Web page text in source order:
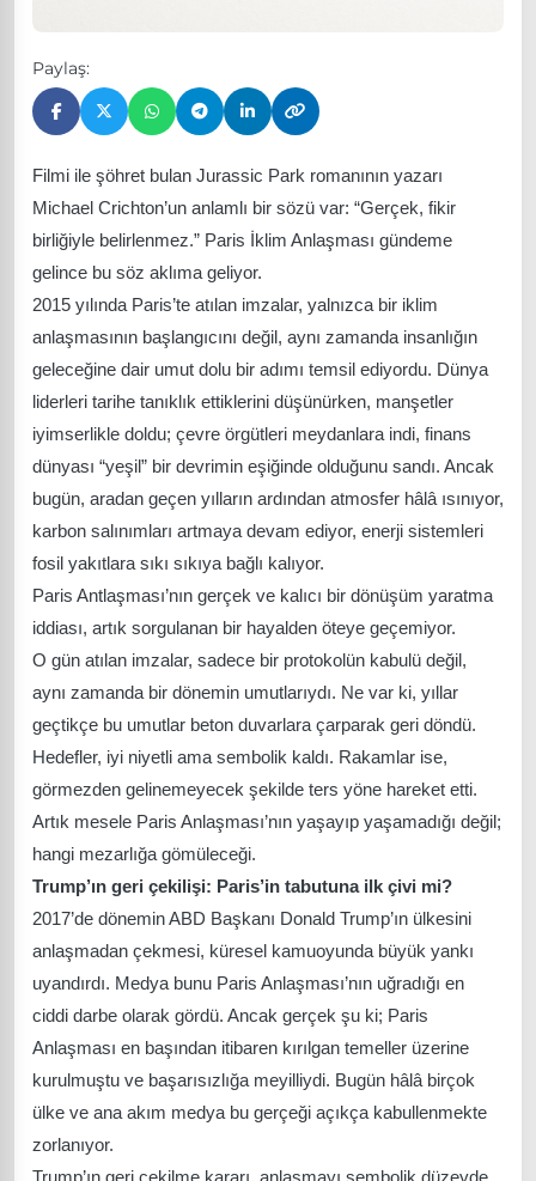
Paylaş:
Filmi ile şöhret bulan Jurassic Park romanının yazarı
Michael Crichton’un anlamlı bir sözü var: “Gerçek, fikir
birliğiyle belirlenmez.” Paris İklim Anlaşması gündeme
gelince bu söz aklıma geliyor.
2015 yılında Paris’te atılan imzalar, yalnızca bir iklim
anlaşmasının başlangıcını değil, aynı zamanda insanlığın
geleceğine dair umut dolu bir adımı temsil ediyordu. Dünya
liderleri tarihe tanıklık ettiklerini düşünürken, manşetler
iyimserlikle doldu; çevre örgütleri meydanlara indi, finans
dünyası “yeşil” bir devrimin eşiğinde olduğunu sandı. Ancak
bugün, aradan geçen yılların ardından atmosfer hâlâ ısınıyor,
karbon salınımları artmaya devam ediyor, enerji sistemleri
fosil yakıtlara sıkı sıkıya bağlı kalıyor.
Paris Antlaşması’nın gerçek ve kalıcı bir dönüşüm yaratma
iddiası, artık sorgulanan bir hayalden öteye geçemiyor.
O gün atılan imzalar, sadece bir protokolün kabulü değil,
aynı zamanda bir dönemin umutlarıydı. Ne var ki, yıllar
geçtikçe bu umutlar beton duvarlara çarparak geri döndü.
Hedefler, iyi niyetli ama sembolik kaldı. Rakamlar ise,
görmezden gelinemeyecek şekilde ters yöne hareket etti.
Artık mesele Paris Anlaşması’nın yaşayıp yaşamadığı değil;
hangi mezarlığa gömüleceği.
Trump’ın geri çekilişi: Paris’in tabutuna ilk çivi mi?
2017’de dönemin ABD Başkanı Donald Trump’ın ülkesini
anlaşmadan çekmesi, küresel kamuoyunda büyük yankı
uyandırdı. Medya bunu Paris Anlaşması’nın uğradığı en
ciddi darbe olarak gördü. Ancak gerçek şu ki; Paris
Anlaşması en başından itibaren kırılgan temeller üzerine
kurulmuştu ve başarısızlığa meyilliydi. Bugün hâlâ birçok
ülke ve ana akım medya bu gerçeği açıkça kabullenmekte
zorlanıyor.